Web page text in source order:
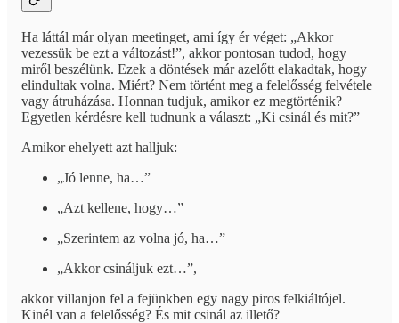
Ha láttál már olyan meetinget, ami így ér véget: „Akkor
vezessük be ezt a változást!”, akkor pontosan tudod, hogy
miről beszélünk. Ezek a döntések már azelőtt elakadtak, hogy
elindultak volna. Miért? Nem történt meg a felelősség felvétele
vagy átruházása. Honnan tudjuk, amikor ez megtörténik?
Egyetlen kérdésre kell tudnunk a választ: „Ki csinál és mit?”
Amikor ehelyett azt halljuk:
„Jó lenne, ha…”
„Azt kellene, hogy…”
„Szerintem az volna jó, ha…”
„Akkor csináljuk ezt…”,
akkor villanjon fel a fejünkben egy nagy piros felkiáltójel.
Kinél van a felelősség? És mit csinál az illető?